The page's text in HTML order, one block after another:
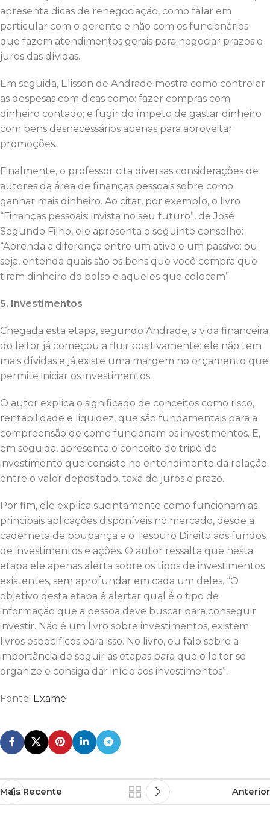
apresenta dicas de renegociação, como falar em
particular com o gerente e não com os funcionários
que fazem atendimentos gerais para negociar prazos e
juros das dívidas.
Em seguida, Elisson de Andrade mostra como controlar
as despesas com dicas como: fazer compras com
dinheiro contado; e fugir do ímpeto de gastar dinheiro
com bens desnecessários apenas para aproveitar
promoções.
Finalmente, o professor cita diversas considerações de
autores da área de finanças pessoais sobre como
ganhar mais dinheiro. Ao citar, por exemplo, o livro
“Finanças pessoais: invista no seu futuro”, de José
Segundo Filho, ele apresenta o seguinte conselho:
“Aprenda a diferença entre um ativo e um passivo: ou
seja, entenda quais são os bens que você compra que
tiram dinheiro do bolso e aqueles que colocam”.
5. Investimentos
Chegada esta etapa, segundo Andrade, a vida financeira
do leitor já começou a fluir positivamente: ele não tem
mais dívidas e já existe uma margem no orçamento que
permite iniciar os investimentos.
O autor explica o significado de conceitos como risco,
rentabilidade e liquidez, que são fundamentais para a
compreensão de como funcionam os investimentos. E,
em seguida, apresenta o conceito de tripé de
investimento que consiste no entendimento da relação
entre o valor depositado, taxa de juros e prazo.
Por fim, ele explica sucintamente como funcionam as
principais aplicações disponíveis no mercado, desde a
caderneta de poupança e o Tesouro Direito aos fundos
de investimentos e ações. O autor ressalta que nesta
etapa ele apenas alerta sobre os tipos de investimentos
existentes, sem aprofundar em cada um deles. “O
objetivo desta etapa é alertar qual é o tipo de
informação que a pessoa deve buscar para conseguir
investir. Não é um livro sobre investimentos, existem
livros específicos para isso. No livro, eu falo sobre a
importância de seguir as etapas para que o leitor se
organize e consiga dar início aos investimentos”.
Fonte: Exame
Mais Recente Anterior